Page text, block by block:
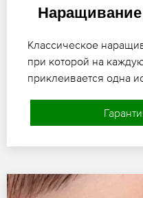
Наращивание
Классическое
при которой на
приклеивается одна